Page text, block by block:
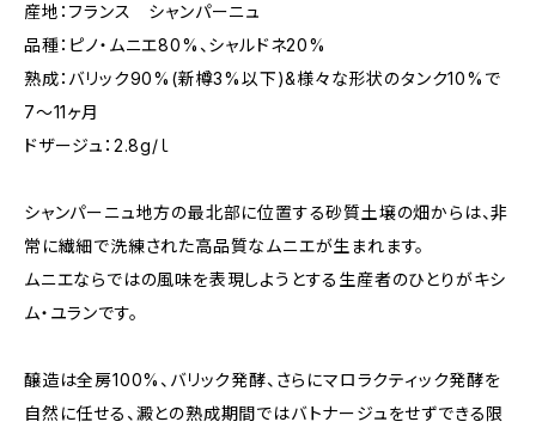
産地：フランス シャンパーニュ
品種：ピノ・ムニエ80%、シャルドネ20%
熟成：バリック90%(新樽3%以下)&様々な形状のタンク10%で
7～11ヶ月
ドザージュ：2.8g/ｌ
シャンパーニュ地方の最北部に位置する砂質土壌の畑からは、非
常に繊細で洗練された高品質なムニエが生まれます。
ムニエならではの風味を表現しようとする生産者のひとりがキシ
ム・ユランです。
醸造は全房100%、バリック発酵、さらにマロラクティック発酵を
自然に任せる、澱との熟成期間ではバトナージュをせずできる限